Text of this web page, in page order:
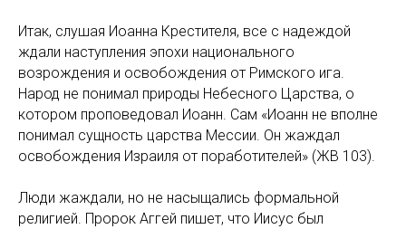
Итак, слушая Иоанна Крестителя, все с надеждой
ждали наступления эпохи национального
возрождения и освобождения от Римского ига.
Народ не понимал природы Небесного Царства, о
котором проповедовал Иоанн. Сам «Иоанн не вполне
понимал сущность царства Мессии. Он жаждал
освобождения Израиля от поработителей» (ЖВ 103).
Люди жаждали, но не насыщались формальной
религией. Пророк Аггей пишет, что Иисус был